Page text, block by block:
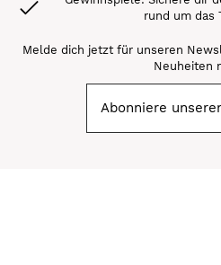
rund um das
Melde dich jetzt für unseren
Neuheiten
Abonniere